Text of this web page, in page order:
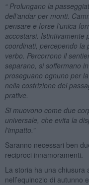
“ Prolungano la
dell’andar per monti.
pensare e forse l’unica
accostarsi. Istintivamente
coordinati, percependo la
verbo. Percorrono il
separano, si soffermano
proseguano ognuno per
nella costrizione dei
prative.
Si muovono come due
universale, che evita la
l’impatto.”
Saranno necessari ben
reciproci innamoramenti.
La storia ha una chiusura
nell’equinozio di autunno